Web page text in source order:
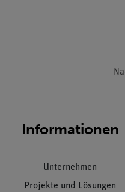
Informationen
Unternehmen
Projekte und Lösungen